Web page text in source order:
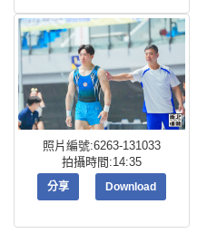
照片編號:6263-131033
拍攝時間:14:35
分享 Download